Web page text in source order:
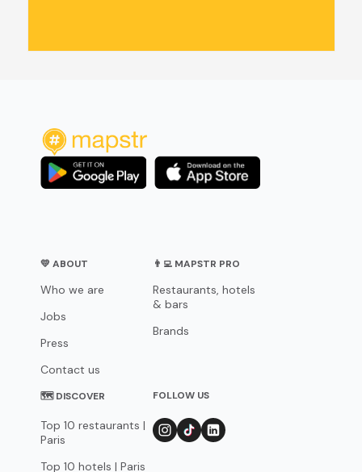
💛 ABOUT
Who we are
Jobs
Press
Contact us
👨‍💻 MAPSTR PRO
Restaurants, hotels
& bars
Brands
🗺 DISCOVER
Top 10 restaurants |
Paris
Top 10 hotels | Paris
FOLLOW US